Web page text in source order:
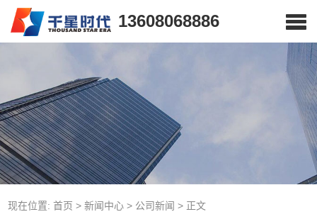
13608068886
现在位置: 首页 > 新闻中心> 公司新闻 > 正文